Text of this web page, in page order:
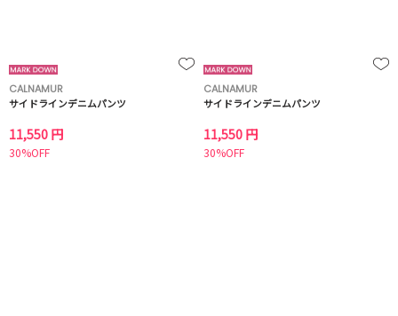
CALNAMUR
サイドラインデニムパンツ
11,550 円
30%OFF
CALNAMUR
サイドラインデニムパンツ
11,550 円
30%OFF